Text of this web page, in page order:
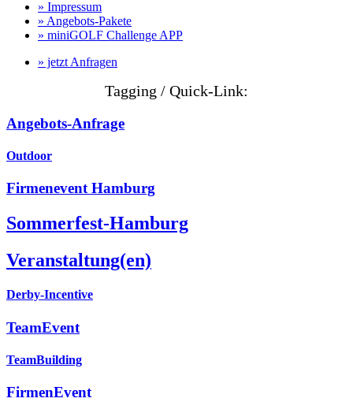
» Impressum
» Angebots-Pakete
» miniGOLF Challenge APP
» jetzt Anfragen
Tagging / Quick-Link:
Angebots-Anfrage
Outdoor
Firmenevent Hamburg
Sommerfest-Hamburg
Veranstaltung(en)
Derby-Incentive
TeamEvent
TeamBuilding
FirmenEvent